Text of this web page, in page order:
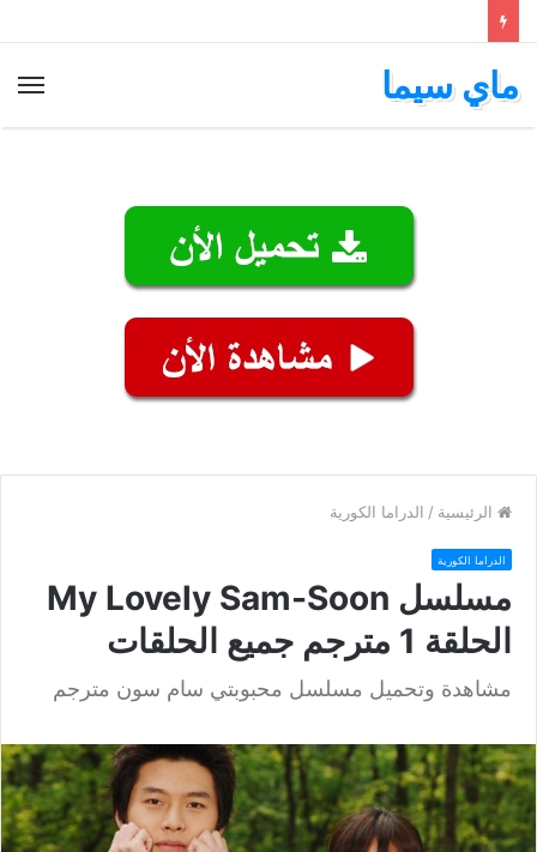
ماي سيما
الرئيسية / الدراما الكورية
الدراما الكورية
مسلسل My Lovely Sam-Soon
الحلقة 1 مترجم جميع الحلقات
مشاهدة وتحميل مسلسل محبوبتي سام سون مترجم